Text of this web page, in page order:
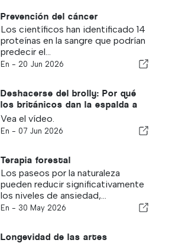
Prevención del cáncer
Los científicos han identificado 14
proteínas en la sangre que podrían
predecir el...
En - 20 Jun 2026
Deshacerse del brolly: Por qué
los británicos dan la espalda a
Blighty
Vea el vídeo.
En - 07 Jun 2026
Terapia forestal
Los paseos por la naturaleza
pueden reducir significativamente
los niveles de ansiedad,...
En - 30 May 2026
Longevidad de las artes